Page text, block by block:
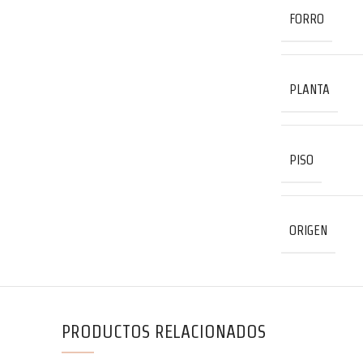
FORRO
PLANTA
PISO
ORIGEN
PRODUCTOS RELACIONADOS